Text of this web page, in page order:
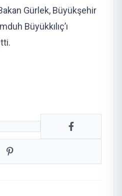
Gürlek, Büyükşehir
Büyükkılıç’ı